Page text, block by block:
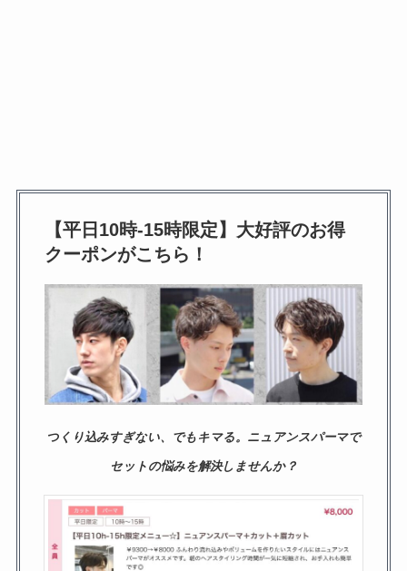
【平日10時-15時限定】大好評のお得
クーポンがこちら！
つくり込みすぎない、でもキマる。ニュアンスパーマで
セットの悩みを解決しませんか？